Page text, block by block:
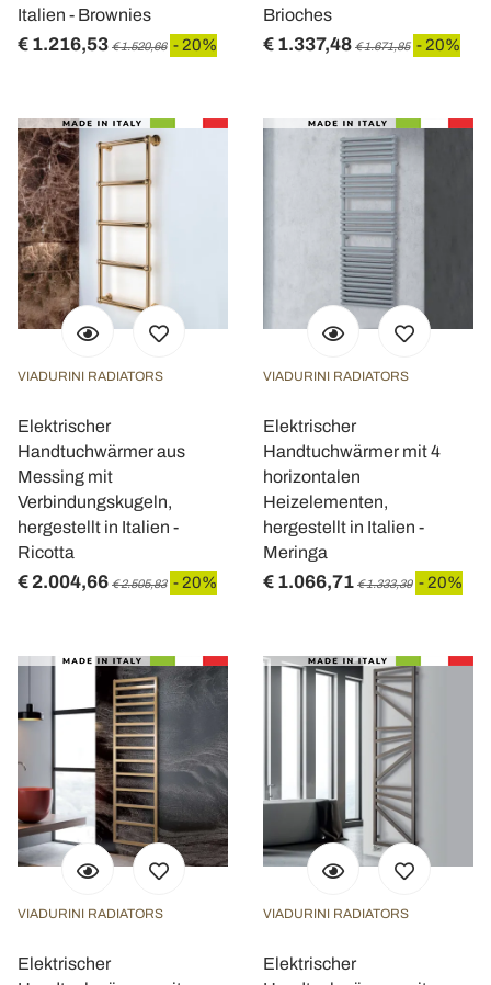
Italien - Brownies
€ 1.216,53 € 1.520,66 - 20%
Brioches
€ 1.337,48 € 1.671,85 - 20%
VIADURINI RADIATORS
Elektrischer
Handtuchwärmer aus
Messing mit
Verbindungskugeln,
hergestellt in Italien -
Ricotta
€ 2.004,66 € 2.505,83 - 20%
VIADURINI RADIATORS
Elektrischer
Handtuchwärmer mit 4
horizontalen
Heizelementen,
hergestellt in Italien -
Meringa
€ 1.066,71 € 1.333,39 - 20%
VIADURINI RADIATORS
Elektrischer
VIADURINI RADIATORS
Elektrischer